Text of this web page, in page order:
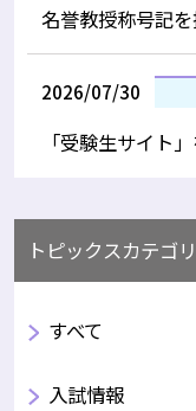
名誉教授称号記
2026/07/30
「受験生サイト
トピックスカテゴリ
すべて
入試情報